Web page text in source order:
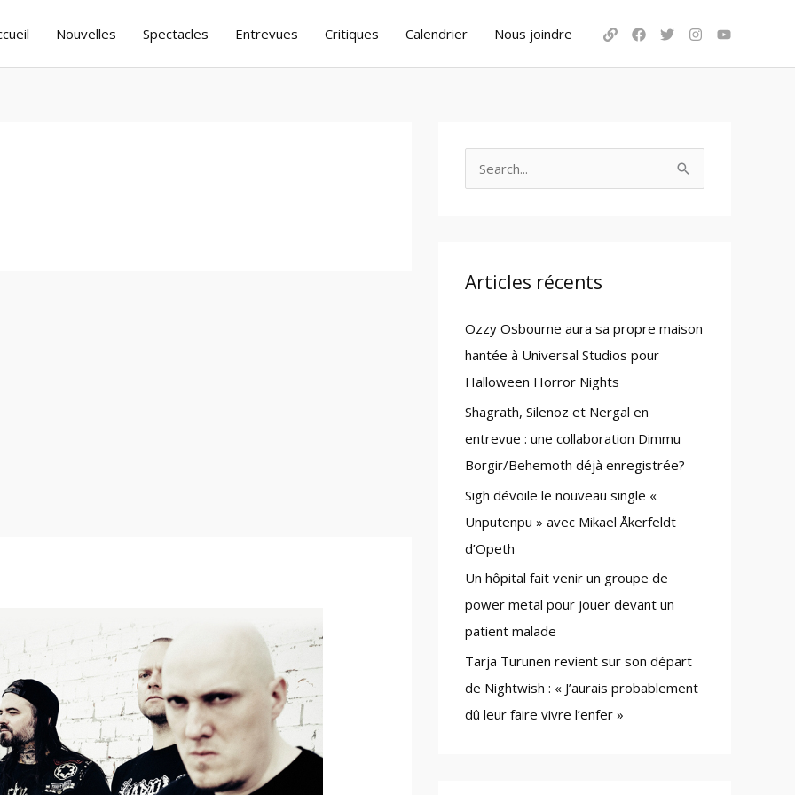
Nouvelles Spectacles Entrevues Critiques Calendrier Nous joindre
c
f
o
r
:
Articles récents
Ozzy Osbourne aura sa propre maison
hantée à Universal Studios pour
Halloween Horror Nights
Shagrath, Silenoz et Nergal en
entrevue : une collaboration Dimmu
Borgir/Behemoth déjà enregistrée?
Sigh dévoile le nouveau single «
Unputenpu » avec Mikael Åkerfeldt
d’Opeth
Un hôpital fait venir un groupe de
power metal pour jouer devant un
patient malade
Tarja Turunen revient sur son départ
de Nightwish : « J’aurais probablement
dû leur faire vivre l’enfer »